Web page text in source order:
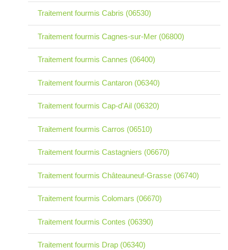
Traitement fourmis Cabris (06530)
Traitement fourmis Cagnes-sur-Mer (06800)
Traitement fourmis Cannes (06400)
Traitement fourmis Cantaron (06340)
Traitement fourmis Cap-d'Ail (06320)
Traitement fourmis Carros (06510)
Traitement fourmis Castagniers (06670)
Traitement fourmis Châteauneuf-Grasse (06740)
Traitement fourmis Colomars (06670)
Traitement fourmis Contes (06390)
Traitement fourmis Drap (06340)